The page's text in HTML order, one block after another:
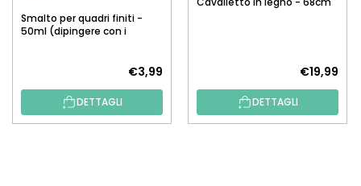
Smalto per quadri finiti -
50ml (dipingere con i
€3,99
DETTAGLI
€19,99
DETTAGLI